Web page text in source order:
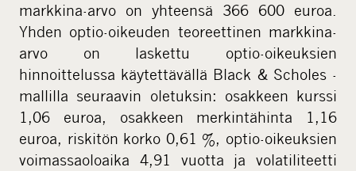
markkina-arvo on yhteensä 366 600 euroa.
Yhden optio-oikeuden teoreettinen markkina-
arvo on laskettu optio-oikeuksien
hinnoittelussa käytettävällä Black & Scholes -
mallilla seuraavin oletuksin: osakkeen kurssi
1,06 euroa, osakkeen merkintähinta 1,16
euroa, riskitön korko 0,61 %, optio-oikeuksien
voimassaoloaika 4,91 vuotta ja volatiliteetti